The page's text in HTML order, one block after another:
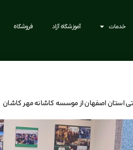
خدمات آموزشگاه آزاد فروشگاه
استان اصفهان از موسسه کاشانه مهر کاشان